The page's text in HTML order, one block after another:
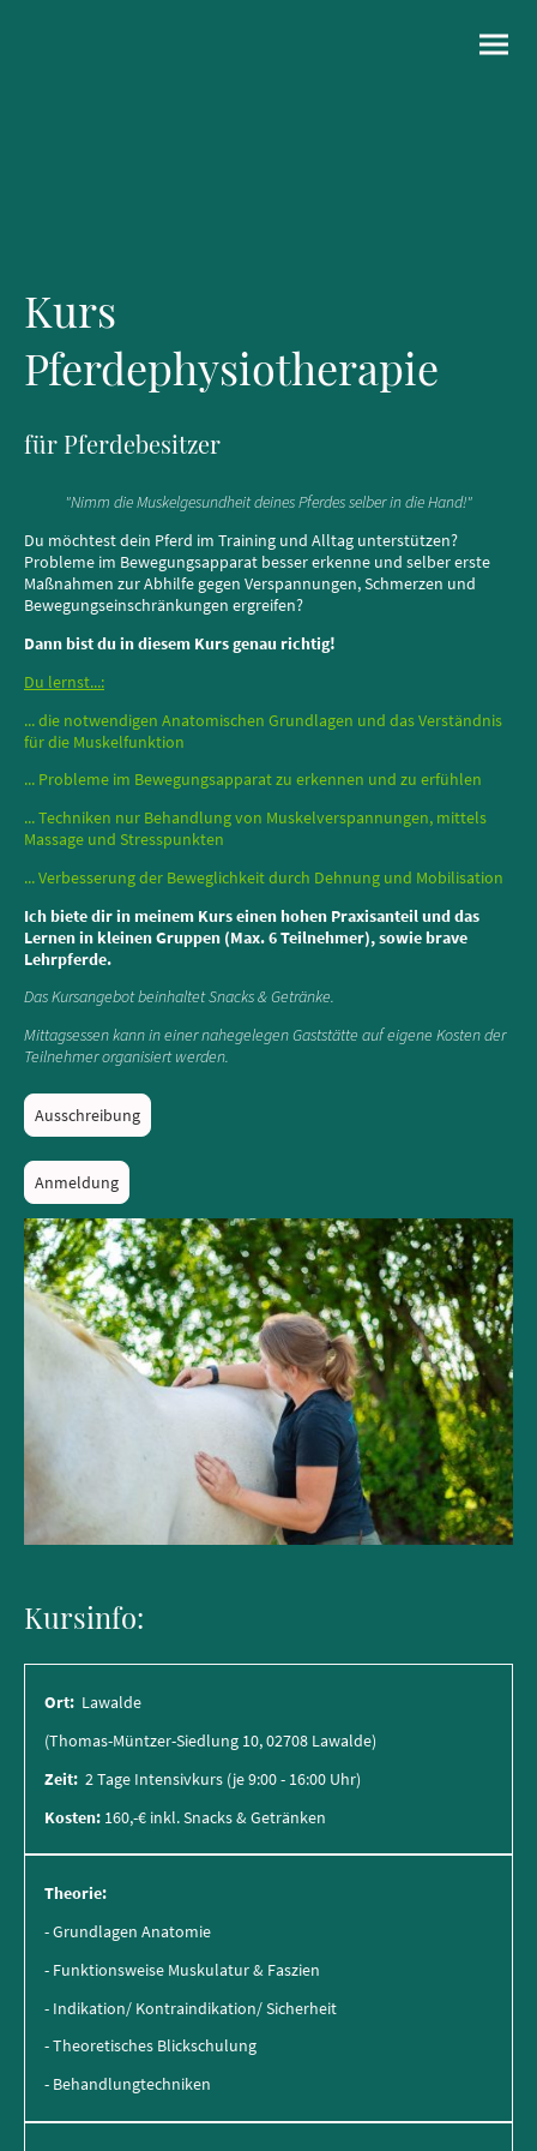
Kurs
Pferdephysiotherapie
für Pferdebesitzer
"Nimm die Muskelgesundheit deines Pferdes selber in die Hand!"
Du möchtest dein Pferd im Training und Alltag unterstützen?
Probleme im Bewegungsapparat besser erkenne und selber erste
Maßnahmen zur Abhilfe gegen Verspannungen, Schmerzen und
Bewegungseinschränkungen ergreifen?
Dann bist du in diesem Kurs genau richtig!
Du lernst...:
... die notwendigen Anatomischen Grundlagen und das Verständnis
für die Muskelfunktion
... Probleme im Bewegungsapparat zu erkennen und zu erfühlen
... Techniken nur Behandlung von Muskelverspannungen, mittels
Massage und Stresspunkten
... Verbesserung der Beweglichkeit durch Dehnung und Mobilisation
Ich biete dir in meinem Kurs einen hohen Praxisanteil und das
Lernen in kleinen Gruppen (Max. 6 Teilnehmer), sowie brave
Lehrpferde.
Das Kursangebot beinhaltet Snacks & Getränke.
Mittagsessen kann in einer nahegelegen Gaststätte auf eigene Kosten der
Teilnehmer organisiert werden.
Ausschreibung
Anmeldung
Kursinfo:
Ort: Lawalde
(Thomas-Müntzer-Siedlung 10, 02708 Lawalde)
Zeit: 2 Tage Intensivkurs (je 9:00 - 16:00 Uhr)
Kosten: 160,-€ inkl. Snacks & Getränken
Theorie:
- Grundlagen Anatomie
- Funktionsweise Muskulatur & Faszien
- Indikation/ Kontraindikation/ Sicherheit
- Theoretisches Blickschulung
- Behandlungtechniken